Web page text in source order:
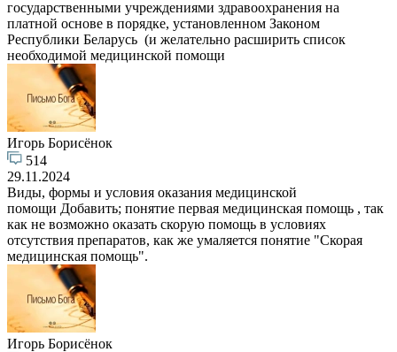
государственными учреждениями здравоохранения на
платной основе в порядке, установленном Законом
Республики Беларусь (и желательно расширить список
необходимой медицинской помощи
Игорь Борисёнок
514
29.11.2024
Виды, формы и условия оказания медицинской
помощи Добавить; понятие первая медицинская помощь , так
как не возможно оказать скорую помощь в условиях
отсутствия препаратов, как же умаляется понятие "Скорая
медицинская помощь".
Игорь Борисёнок